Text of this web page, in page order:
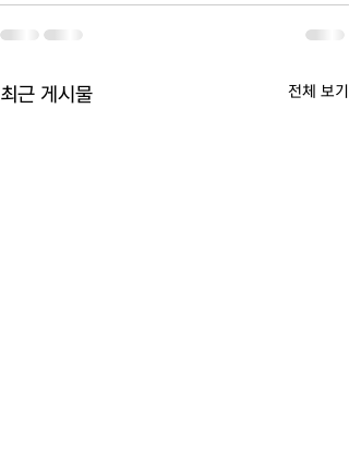
최근 게시물 전체 보기